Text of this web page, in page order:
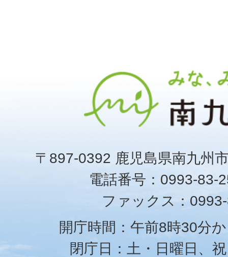
〒897-0392 鹿児島県南九州
電話番号：0993-83-
ファックス：
開庁時間：午前8時30分
閉庁日：土・日曜日、